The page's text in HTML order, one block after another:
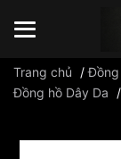
Trang chủ /Đồng
Đồng hồ Dây Da
/